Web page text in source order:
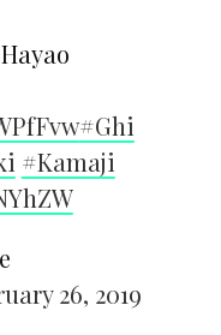
#Ghi
#Kamaji
26, 2019